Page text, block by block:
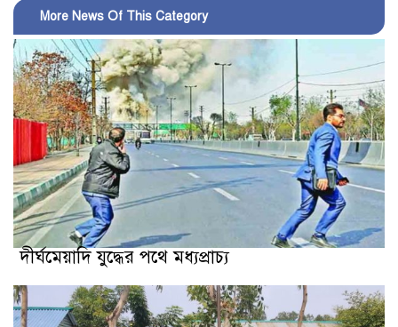
More News Of This Category
দীর্ঘমেয়াদি যুদ্ধের পথে মধ্যপ্রাচ্য